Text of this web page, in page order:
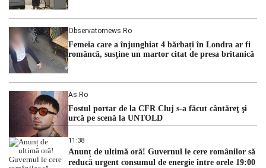
Observatornews.ro
Femeia care a înjunghiat 4 bărbați în Londra ar fi
româncă, susţine un martor citat de presa britanică
As.ro
Fostul portar de la CFR Cluj s-a făcut cântăreţ şi
urcă pe scenă la UNTOLD
11:38
Anunț de ultimă oră! Guvernul le cere românilor să
reducă urgent consumul de energie între orele 19:00